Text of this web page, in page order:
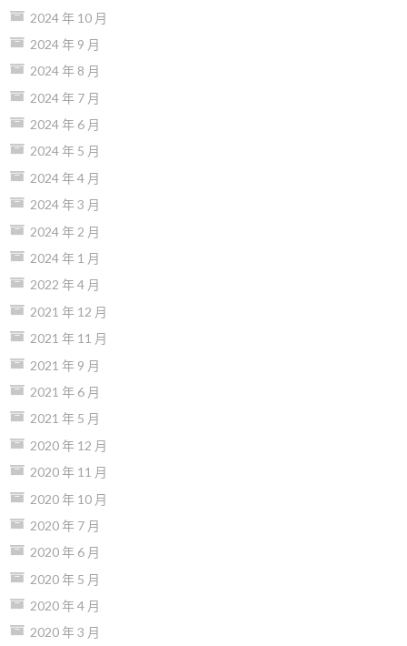
2024 年 10 月
2024 年 9 月
2024 年 8 月
2024 年 7 月
2024 年 6 月
2024 年 5 月
2024 年 4 月
2024 年 3 月
2024 年 2 月
2024 年 1 月
2022 年 4 月
2021 年 12 月
2021 年 11 月
2021 年 9 月
2021 年 6 月
2021 年 5 月
2020 年 12 月
2020 年 11 月
2020 年 10 月
2020 年 7 月
2020 年 6 月
2020 年 5 月
2020 年 4 月
2020 年 3 月